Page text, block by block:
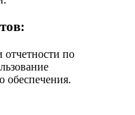
отчетности по
обеспечения.